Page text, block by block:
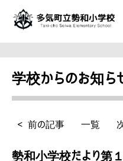
学校からのお知ら
< 前の記事 一覧
勢和小学校だより第